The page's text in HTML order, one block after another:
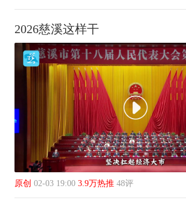
2026慈溪这样干
原创 02-03 19:00 3.9万热推 48评